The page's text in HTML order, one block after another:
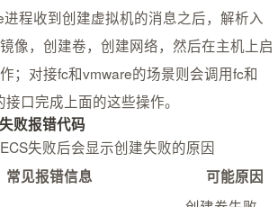
程收到创建虚拟机的消息之后，解析入
像，创建卷，创建网络，然后在主机上启
；对接fc和vmware的场景则会调用fc和
口完成上面的这些操作。
败报错代码
失败后会显示创建失败的原因
常见报错信息
可能原因